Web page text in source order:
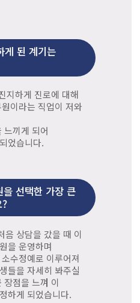
게 된 계기는
지하게 진로에 대해
이라는 직업이 저와
느끼게 되어
었습니다.
선택한 가장 큰
음 상담을 갔을 때 이
을 운영하며
수정예로 이루어져
들을 자세히 봐주실
점을 느껴 이
하게 되었습니다.